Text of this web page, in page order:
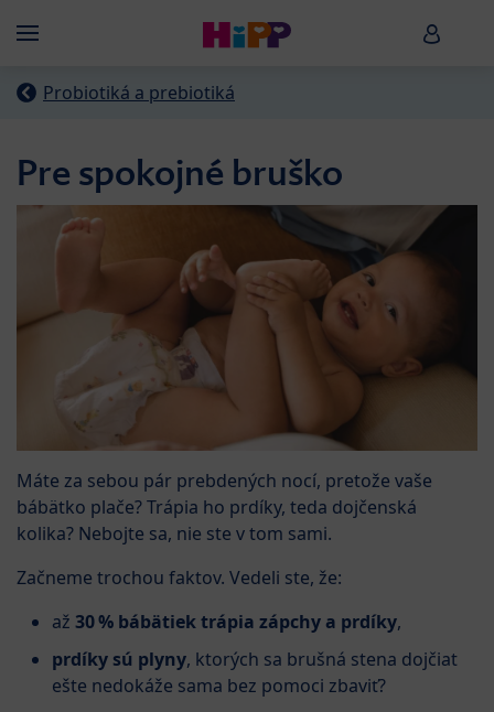
Menü HiPP
Probiotiká a prebiotiká
Pre spokojné bruško
Máte za sebou pár prebdených nocí, pretože vaše
bábätko plače? Trápia ho prdíky, teda dojčenská
kolika? Nebojte sa, nie ste v tom sami.
Začneme trochou faktov. Vedeli ste, že:
až 30 % bábätiek trápia zápchy a prdíky,
prdíky sú plyny, ktorých sa brušná stena dojčiat
ešte nedokáže sama bez pomoci zbaviť?